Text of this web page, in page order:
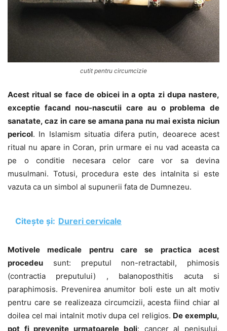
cutit pentru circumcizie
Acest ritual se face de obicei in a opta zi dupa nastere,
exceptie facand nou-nascutii care au o problema de
sanatate, caz in care se amana pana nu mai exista niciun
pericol. In Islamism situatia difera putin, deoarece acest
ritual nu apare in Coran, prin urmare ei nu vad aceasta ca
pe o conditie necesara celor care vor sa devina
musulmani. Totusi, procedura este des intalnita si este
vazuta ca un simbol al supunerii fata de Dumnezeu.
Citește și: Dureri cervicale
Motivele medicale pentru care se practica acest
procedeu sunt: preputul non-retractabil, phimosis
(contractia preputului) , balanoposthitis acuta si
paraphimosis. Prevenirea anumitor boli este un alt motiv
pentru care se realizeaza circumcizii, acesta fiind chiar al
doilea cel mai intalnit motiv dupa cel religios. De exemplu,
pot fi prevenite urmatoarele boli: cancer al penisului,